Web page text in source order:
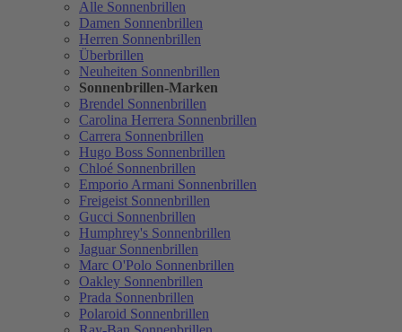
Alle Sonnenbrillen
Damen Sonnenbrillen
Herren Sonnenbrillen
Überbrillen
Neuheiten Sonnenbrillen
Sonnenbrillen-Marken
Brendel Sonnenbrillen
Carolina Herrera Sonnenbrillen
Carrera Sonnenbrillen
Hugo Boss Sonnenbrillen
Chloé Sonnenbrillen
Emporio Armani Sonnenbrillen
Freigeist Sonnenbrillen
Gucci Sonnenbrillen
Humphrey's Sonnenbrillen
Jaguar Sonnenbrillen
Marc O'Polo Sonnenbrillen
Oakley Sonnenbrillen
Prada Sonnenbrillen
Polaroid Sonnenbrillen